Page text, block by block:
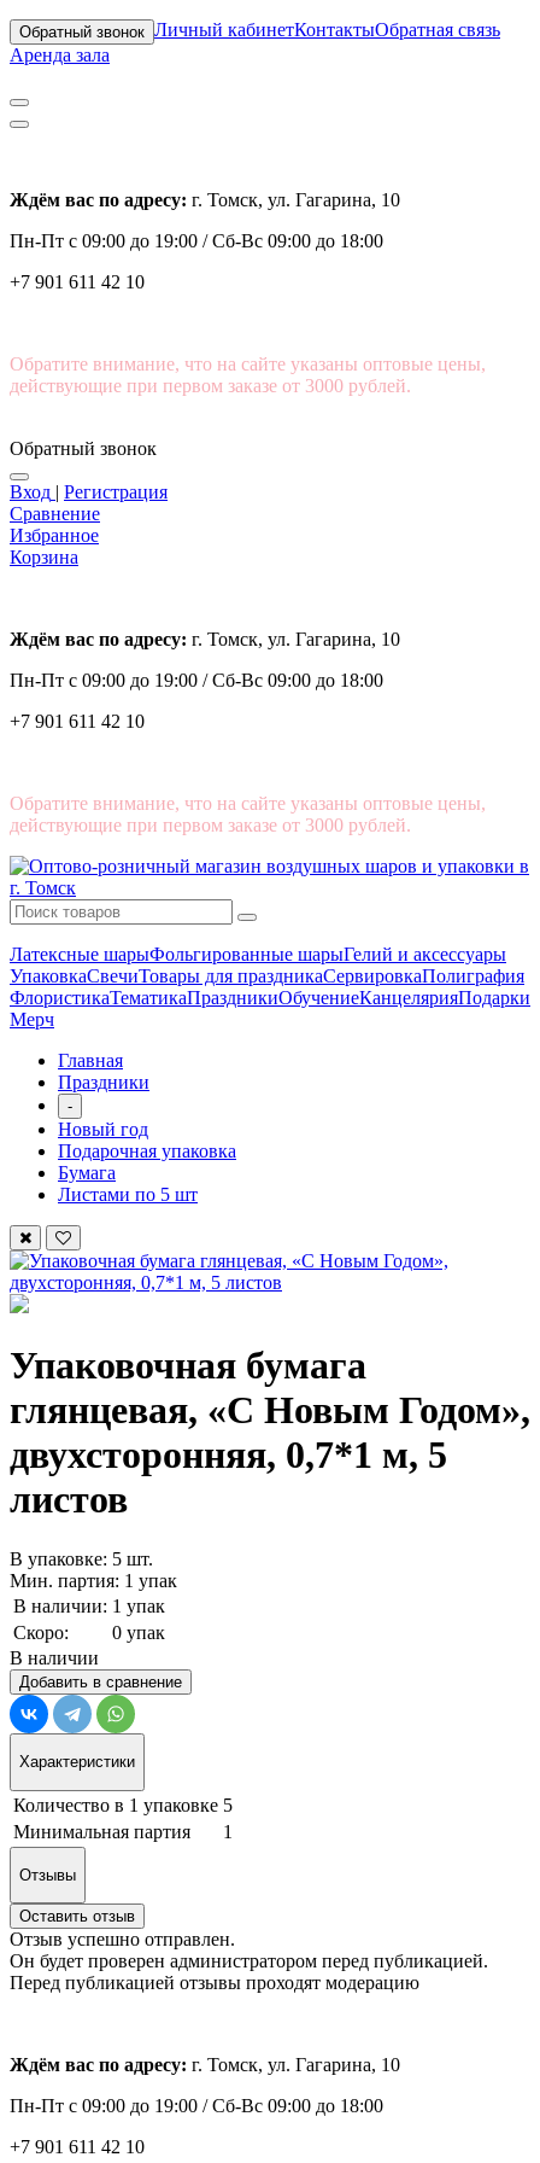
Обратный звонок Личный кабинетКонтактыОбратная связь
Аренда зала
Ждём вас по адресу: г. Томск, ул. Гагарина, 10
Пн-Пт с 09:00 до 19:00 /Сб-Вс 09:00 до 18:00
+7 901 611 42 10
Обратите внимание, что на сайте указаны оптовые цены,
действующие при первом заказе от 3000 рублей.
Обратный звонок
Вход | Регистрация
Сравнение
Избранное
Корзина
Ждём вас по адресу: г. Томск, ул. Гагарина, 10
Пн-Пт с 09:00 до 19:00 /Сб-Вс 09:00 до 18:00
+7 901 611 42 10
Обратите внимание, что на сайте указаны оптовые цены,
действующие при первом заказе от 3000 рублей.
Латексные шарыФольгированные шарыГелий и аксессуары
УпаковкаСвечиТовары для праздникаСервировкаПолиграфия
ФлористикаТематикаПраздникиОбучениеКанцелярияПодарки
Мерч
Главная
Праздники
-
Новый год
Подарочная упаковка
Бумага
Листами по 5 шт
Упаковочная бумага
глянцевая, «С Новым Годом»,
двухсторонняя, 0,7*1 м, 5
листов
В упаковке: 5 шт.
Мин. партия: 1 упак
В наличии: 1 упак
Скоро:
0 упак
В наличии
Добавить в сравнение
Характеристики
Количество в 1 упаковке 5
Минимальная партия
1
Отзывы
Оставить отзыв
Отзыв успешно отправлен.
Он будет проверен администратором перед публикацией.
Перед публикацией отзывы проходят модерацию
Ждём вас по адресу: г. Томск, ул. Гагарина, 10
Пн-Пт с 09:00 до 19:00 /Сб-Вс 09:00 до 18:00
+7 901 611 42 10